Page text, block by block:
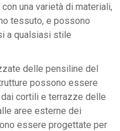
una varietà di materiali,
tessuto, e possono
a qualsiasi stile
delle pensiline del
possono essere
cortili e terrazze delle
aree esterne dei
essere progettate per